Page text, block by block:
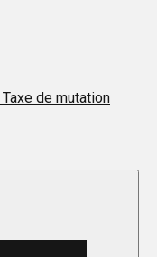
Taxe de mutation